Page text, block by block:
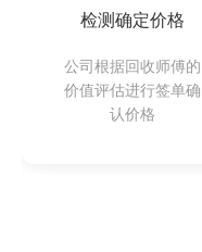
检测确定价格
公司根据回收师傅的
价值评估进行签单确
认价格